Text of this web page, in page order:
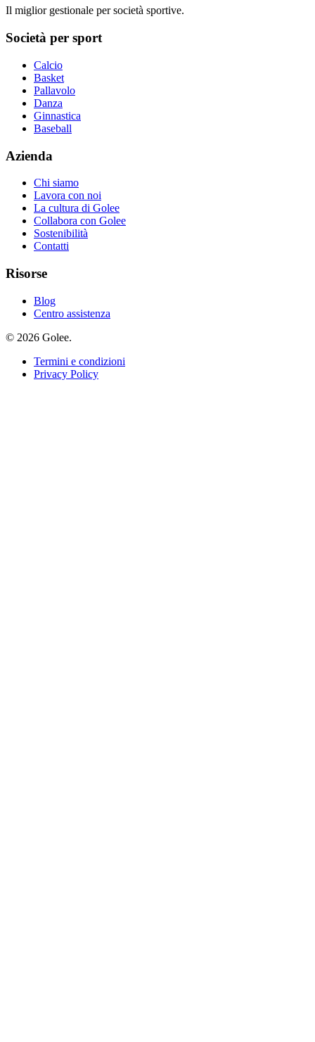
Il miglior gestionale per società sportive.
Società per sport
Calcio
Basket
Pallavolo
Danza
Ginnastica
Baseball
Azienda
Chi siamo
Lavora con noi
La cultura di Golee
Collabora con Golee
Sostenibilità
Contatti
Risorse
Blog
Centro assistenza
© 2026 Golee.
Termini e condizioni
Privacy Policy